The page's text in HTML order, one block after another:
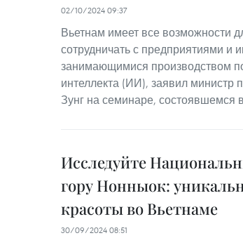
02/10/2024 09:37
Вьетнам имеет все возможности
сотрудничать с предприятиями и
занимающимися производством
интеллекта (ИИ), заявил министр
Зунг на семинаре, состоявшемся
Исследуйте
гору Нонныок:
красоты во Вьетнаме
30/09/2024 08:51